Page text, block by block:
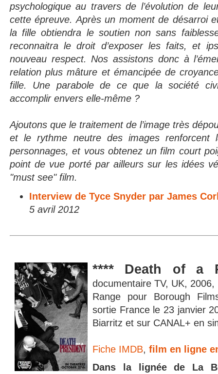
psychologique au travers de l’évolution de
cette épreuve. Après un moment de désarroi
la fille obtiendra le soutien non sans
reconnaitra le droit d’exposer les faits, et
nouveau respect. Nos assistons donc à
relation plus mâture et émancipée de
fille. Une parabole de ce que la société
accomplir envers elle-même ?
Ajoutons que le traitement de l’image très
et le rythme neutre des images renforcent
personnages, et vous obtenez un film court
point de vue porté par ailleurs sur les idées
"must see" film.
Interview de Tyce Snyder par James
5 avril 2012
**** Death of a
documentaire TV, UK,
Range pour Borough
sortie France le 23 janvier
Biarritz et sur CANAL+ en
Fiche IMDB, film en ligne
Dans la lignée de La